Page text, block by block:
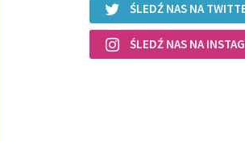
ŚLEDŹ NAS NA
ŚLEDŹ NAS NA